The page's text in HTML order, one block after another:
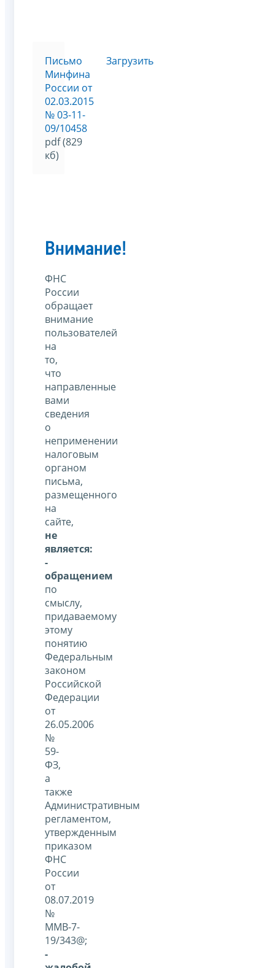
Письмо
Минфина
России от
02.03.2015
№ 03-11-
09/10458
pdf (829
кб)
Загрузить
Внимание!
ФНС
России
обращает
внимание
пользователей
на
то,
что
направленные
вами
сведения
о
неприменении
налоговым
органом
письма,
размещенного
на
сайте,
не
является:
-
обращением
по
смыслу,
придаваемому
этому
понятию
Федеральным
законом
Российской
Федерации
от
26.05.2006
№
59-
ФЗ,
а
также
Административным
регламентом,
утвержденным
приказом
ФНС
России
от
08.07.2019
№
ММВ-7-
19/343@;
-